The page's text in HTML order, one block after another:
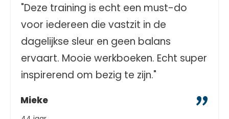
"Deze training is echt een must-do
voor iedereen die vastzit in de
dagelijkse sleur en geen balans
ervaart. Mooie werkboeken. Echt super
inspirerend om bezig te zijn."
Mieke